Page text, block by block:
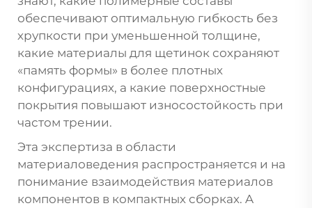
обеспечивают оптимальную гибкость без
хрупкости при уменьшенной толщине,
какие материалы для щетинок сохраняют
«память формы» в более плотных
конфигурациях, а какие поверхностные
покрытия повышают износостойкость при
частом трении.
Эта экспертиза в области
материаловедения распространяется и на
понимание взаимодействия материалов
компонентов в компактных сборках. A